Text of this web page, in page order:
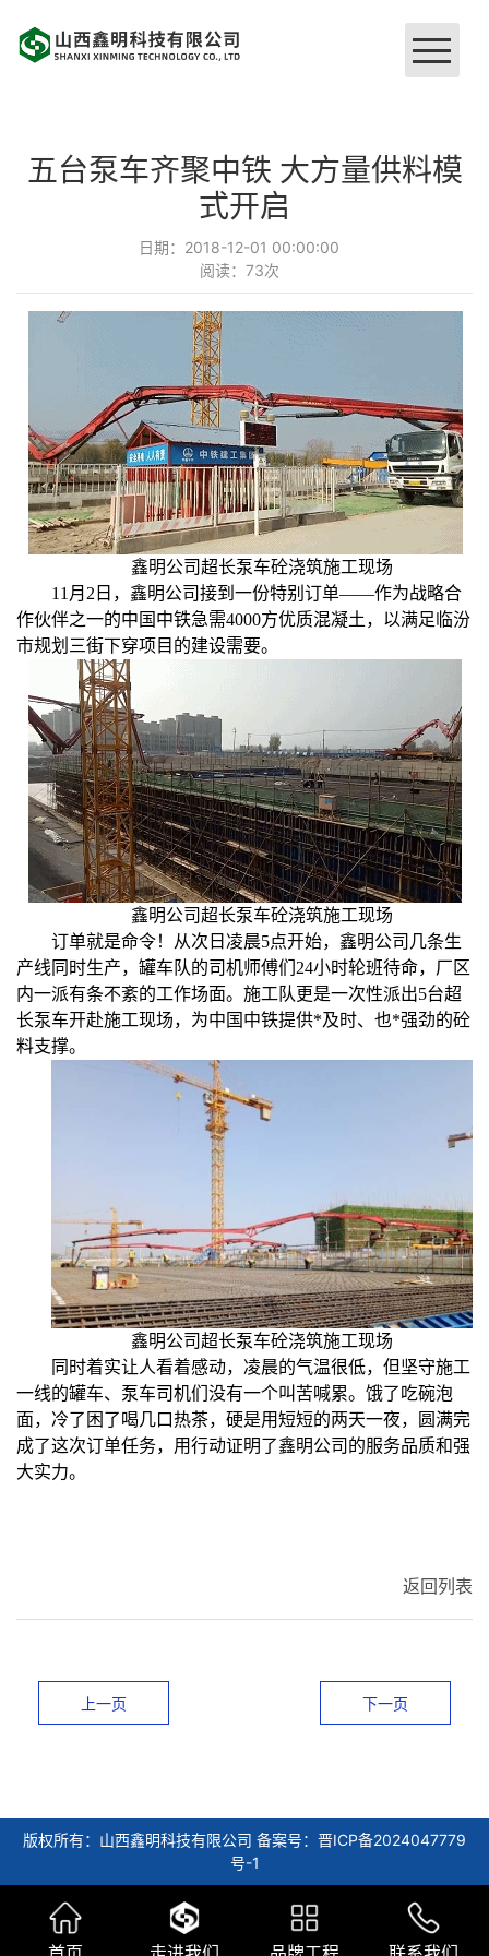
关于我们
硬件设施
荣誉证书
人才招聘
公告公示
联系我们
五台泵车齐聚中铁 大方量供料模
式开启
日期：2018-12-01 00:00:00
阅读： 73次
鑫明公司超长泵车砼浇筑施工现场
11月2日，鑫明公司接到一份特别订单——作为战略合
作伙伴之一的中国中铁急需4000方优质混凝土，以满足临汾
市规划三街下穿项目的建设需要。
鑫明公司超长泵车砼浇筑施工现场
订单就是命令！从次日凌晨5点开始，鑫明公司几条生
产线同时生产，罐车队的司机师傅们24小时轮班待命，厂区
内一派有条不紊的工作场面。施工队更是一次性派出5台超
长泵车开赴施工现场，为中国中铁提供*及时、也*强劲的砼
料支撑。
鑫明公司超长泵车砼浇筑施工现场
同时着实让人看着感动，凌晨的气温很低，但坚守施工
一线的罐车、泵车司机们没有一个叫苦喊累。饿了吃碗泡
面，冷了困了喝几口热茶，硬是用短短的两天一夜，圆满完
成了这次订单任务，用行动证明了鑫明公司的服务品质和强
大实力。
返回列表
上一页 下一页
版权所有：山西鑫明科技有限公司 备案号：晋ICP备2024047779
号-1